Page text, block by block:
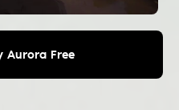
Aurora Free